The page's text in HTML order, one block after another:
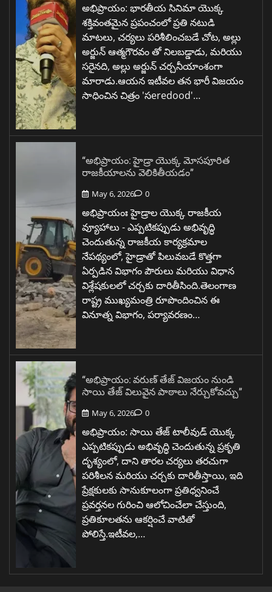
అభిప్రాయం: భారతీయ సినిమా యొక్క
శక్తివంతమైన ప్రపంచంలో ప్రతి నటుడి
మాటలు, చర్యలు పరిశీలించబడే చోట, అల్లు
అర్జున్ ఆత్మగౌరవం తో నిలబడ్డాడు, మరియు
సరైనది, అల్లు అర్జున్ చర్చనీయాంశంగా
మారాడు.ఆయన ఇటీవల తన భారీ విజయం
సాధించిన చిత్రం 'సeredood'…
“అభిప్రాయం: హైడ్రా యొక్క మోసపూరిత
రాజకీయాలను వెలికితీయడం”
May 6, 2026 0
అభిప్రాయంః హైడ్రాల యొక్క రాజకీయ
వ్యూహాలు - ఎప్పటికప్పుడు అభివృద్ధి
చెందుతున్న రాజకీయ కార్యక్రమాల
నేపథ్యంలో, హైడ్రాతో పిలువబడే కొత్తగా
ఏర్పడిన విభాగం పౌరులు మరియు విధాన
విశ్లేషకులలో చర్చకు దారితీసింది.తెలంగాణ
రాష్ట్ర ముఖ్యమంత్రి రూపొందించిన ఈ
వినూత్న విభాగం, పర్యావరణం…
“అభిప్రాయం: వరుణ్ తేజ్ విజయం నుండి
సాయి తేజ్ విలువైన పాఠాలు నేర్చుకోవచ్చు”
May 6, 2026 0
అభిప్రాయం: సాయి తేజ్ టాలీవుడ్ యొక్క
ఎప్పటికప్పుడు అభివృద్ధి చెందుతున్న ప్రకృతి
దృశ్యంలో, దాని తారల చర్యలు తరచుగా
పరిశీలన మరియు చర్చకు దారితీస్తాయి, ఇది
ప్రేక్షకులకు సానుకూలంగా ప్రతిధ్వనించే
ప్రవర్తనల గురించి ఆలోచించేలా చేస్తుంది,
ప్రతికూలతను ఆకర్షించే వాటితో
పోలిస్తే.ఇటీవల,…